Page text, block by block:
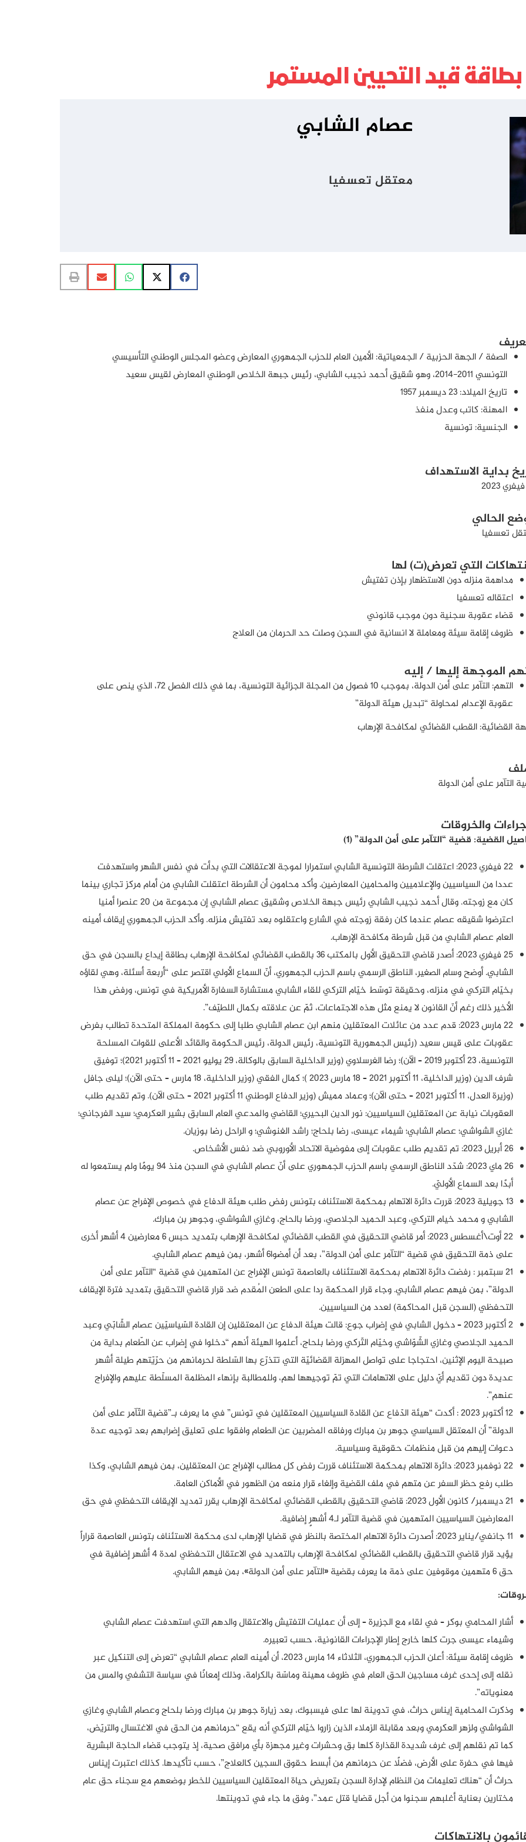
بطاقة قيد التحيين المستمر
عصام الشابي
معتقل تعسفيا
الصفة / الجهة الحزبية / الجمعياتية: الأمين العام للحزب الجمهوري المعارض وعضو المجلس الوطني التأسيسي
التونسي 2011-2014، وهو شقيق أحمد نجيب الشابي، رئيس جبهة الخلاص الوطني المعارض لقيس سعيد
تاريخ الميلاد: 23 ديسمبر 1957
المهنة: كاتب وعدل منفذ
الجنسية: تونسية
بداية الاستهداف
الحالي
تعسفيا
التي تعرض(ت) لها
مداهمة منزله دون الاستظهار بإذن تفتيش
اعتقاله تعسفيا
قضاء عقوبة سجنية دون موجب قانوني
ظروف إقامة سيئة ومعاملة لا انسانية في السجن وصلت حد الحرمان من العلاج
الموجهة إليها / إليه
التهم: التآمر على أمن الدولة، بموجب 10 فصول من المجلة الجزائية التونسية، بما في ذلك الفصل 72، الذي ينص على
عقوبة الإعدام لمحاولة “تبديل هيئة الدولة”
القضائية: القطب القضائي لمكافحة الإرهاب
التآمر على أمن الدولة
والخروقات
القضية: قضية “التآمر على أمن الدولة” (1)
22 فيفري 2023: اعتقلت الشرطة التونسية الشابي استمرارا لموجة الاعتقالات التي بدأت في نفس الشهر واستهدفت
عددا من السياسيين والإعلاميين والمحامين المعارضين. وأكد محامون أن الشرطة اعتقلت الشابي من أمام مركز تجاري بينما
كان مع زوجته. وقال أحمد نجيب الشابي رئيس جبهة الخلاص وشقيق عصام الشابي إن مجموعة من 20 عنصرا أمنيا
اعترضوا شقيقه عصام عندما كان رفقة زوجته في الشارع واعتقلوه بعد تفتيش منزله. وأكد الحزب الجمهوري إيقاف أمينه
العام عصام الشابي من قبل شرطة مكافحة الإرهاب.
25 فيفري 2023: أصدر قاضي التحقيق الأول بالمكتب 36 بالقطب القضائي لمكافحة الإرهاب بطاقة إيداع بالسجن في حق
الشابي. أوضح وسام الصغير، الناطق الرسمي باسم الحزب الجمهوري، أنّ السماع الأولي اقتصر على “أربعة أسئلة، وهي لقاؤه
بخيّام التركي في منزله، وحقيقة توسّط خيّام التركي للقاء الشابي مستشارة السفارة الأمريكية في تونس، ورفض هذا
الأخير ذلك رغم أنّ القانون لا يمنع مثل هذه الاجتماعات، ثمّ عن علاقته بكمال اللطيّف”.
22 مارس 2023: قدم عدد من عائلات المعتقلين منهم ابن عصام الشابي طلبا إلى حكومة المملكة المتحدة تطالب بفرض
عقوبات على قيس سعيد (رئيس الجمهورية التونسية، رئيس الدولة، رئيس الحكومة والقائد الأعلى للقوات المسلحة
التونسية، 23 أكتوبر 2019 – الآن)؛ رضا الغرسلاوي (وزير الداخلية السابق بالوكالة، 29 يوليو 2021 – 11 أكتوبر 2021)؛ توفيق
شرف الدين (وزير الداخلية، 11 أكتوبر 2021 – 18 مارس 2023 )؛ كمال الفقي (وزير الداخلية، 18 مارس – حتى الآن)؛ ليلى جافل
(وزيرة العدل، 11 أكتوبر 2021 – حتى الآن)؛ وعماد مميش (وزير الدفاع الوطني 11 أكتوبر 2021 – حتى الآن). وتم تقديم طلب
العقوبات نيابة عن المعتقلين السياسيين: نور الدين البحيري؛ القاضي والمدعي العام السابق بشير العكرمي؛ سيد الفرجاني؛
غازي الشواشي؛ عصام الشابي؛ شيماء عيسى، رضا بلحاج؛ راشد الغنوشي؛ و الراحل رضا بوزيان.
26 أبريل 2023: تم تقديم طلب عقوبات إلى مفوضية الاتحاد الأوروبي ضد نفس الأشخاص.
26 ماي 2023: شدّد الناطق الرسمي باسم الحزب الجمهوري على أنّ عصام الشابي في السجن منذ 94 يومًا ولم يستمعوا له
أبدًا بعد السماع الأوليّ.
13 جويلية 2023: قررت دائرة الاتهام بمحكمة الاستئناف بتونس رفض طلب هيئة الدفاع في خصوص الإفراج عن عصام
الشابي و محمد خيام التركي، وعبد الحميد الجلاصي، ورضا بالحاج، وغازي الشواشي، وجوهر بن مبارك.
22 أوت\أغسطس 2023: أمر قاضي التحقيق في القطب القضائي لمكافحة الإرهاب بتمديد حبس 6 معارضين 4 أشهر أخرى
على ذمة التحقيق في قضية “التآمر على أمن الدولة”، بعد أن أمضوا6 أشهر، بمن فيهم عصام الشابي.
21 سبتمبر : رفضت دائرة الاتهام بمحكمة الاستئناف بالعاصمة تونس الإفراج عن المتهمين في قضية “التآمر على أمن
الدولة”، بمن فيهم عصام الشابي. وجاء قرار المحكمة ردا على الطعن المُقدم ضد قرار قاضي التحقيق بتمديد فترة الإيقاف
التحفظي (السجن قبل المحاكمة) لعدد من السياسيين.
2 أكتوبر 2023 – دخول الشابي في إضراب جوع: قالت هيئة الدفاع عن المعتقلين إن القادة السّياسيّين عصام الشّابّي وعبد
الحميد الجلاصي وغازي الشّوّاشي وخيّام التّركي ورضا بلحاج، أعلموا الهيئة أنهم “دخلوا في إضراب عن الطّعام بداية من
صبيحة اليوم الإثنين، احتجاجا على تواصل المهزلة القضائيّة التي تتذرّع بها السّلطة لحرمانهم من حرّيّتهم طيلة أشهر
عديدة دون تقديم أيّ دليل على الاتهامات التي تمّ توجيهها لهم، وللمطالبة بإنهاء المظلمة المسلّطة عليهم والإفراج
عنهم”.
12 أكتوبر 2023 : أكدت “هيئة الدّفاع عن القادة السياسيين المعتقلين في تونس” في ما يعرف بـ”قضية التّآمر على أمن
الدولة” أن المعتقل السياسي جوهر بن مبارك ورفاقه المضربين عن الطعام وافقوا على تعليق إضرابهم بعد توجيه عدة
دعوات إليهم من قبل منظمات حقوقية وسياسية.
22 نوفمبر 2023: دائرة الاتهام بمحكمة الاستئناف قررت رفض كل مطالب الإفراج عن المعتقلين، بمن فيهم الشابي، وكذا
طلب رفع حظر السفر عن متهم في ملف القضية وإلغاء قرار منعه من الظهور في الأماكن العامة.
21 ديسمبر/ كانون الأول 2023: قاضي التحقيق بالقطب القضائي لمكافحة الإرهاب يقرر تمديد الإيقاف التحفظي في حق
المعارضين السياسيين المتهمين في قضية التآمر لـ4 أشهرٍ إضافية.
11 جانفي/يناير 2023: أصدرت دائرة الاتهام المختصة بالنظر في قضايا الإرهاب لدى محكمة الاستئناف بتونس العاصمة قراراً
يؤيد قرار قاضي التحقيق بالقطب القضائي لمكافحة الإرهاب بالتمديد في الاعتقال التحفظي لمدة 4 أشهر إضافية في
حق 6 متهمين موقوفين على ذمة ما يعرف بقضية «التآمر على أمن الدولة»، بمن فيهم الشابي.
أشار المحامي بوكر – في لقاء مع الجزيرة – إلى أن عمليات التفتيش والاعتقال والدهم التي استهدفت عصام الشابي
وشيماء عيسى جرت كلها خارج إطار الإجراءات القانونية، حسب تعبيره.
ظروف إقامة سيئة: أعلن الحزب الجمهوري، الثلاثاء 14 مارس 2023، أن أمينه العام عصام الشابي “تعرض إلى التنكيل عبر
نقله إلى إحدى غرف مساجين الحق العام في ظروف مهينة وماسّة بالكرامة، وذلك إمعانًا في سياسة التشفي والمس من
معنوياته”.
وذكرت المحامية إيناس حراث، في تدوينة لها على فيسبوك، بعد زيارة جوهر بن مبارك ورضا بلحاج وعصام الشابي وغازي
الشواشي ولزهر العكرمي وبعد مقابلة الزملاء الذين زاروا خيّام التركي أنه يقع “حرمانهم من الحق في الاغتسال والتريّض،
كما تم نقلهم إلى غرف شديدة القذارة كلها بق وحشرات وغير مجهزة بأي مرافق صحية، إذ يتوجب قضاء الحاجة البشرية
فيها في حفرة على الأرض، فضلًا عن حرمانهم من أبسط حقوق السجين كالعلاج”، حسب تأكيدها. كذلك اعتبرت إيناس
حراث أن “هناك تعليمات من النظام لإدارة السجن بتعريض حياة المعتقلين السياسيين للخطر بوضعهم مع سجناء حق عام
مختارين بعناية أغلبهم سجنوا من أجل قضايا قتل عمد”، وفق ما جاء في تدوينتها.
بالانتهاكات